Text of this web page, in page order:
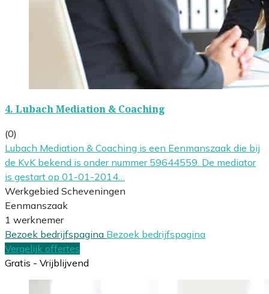
4. Lubach Mediation & Coaching
(0)
Lubach Mediation & Coaching is een Eenmanszaak die bij
de KvK bekend is onder nummer 59644559. De mediator
is gestart op 01-01-2014…
Werkgebied Scheveningen
Eenmanszaak
1 werknemer
Bezoek bedrijfspagina Bezoek bedrijfspagina
Vergelijk offertes
Gratis - Vrijblijvend